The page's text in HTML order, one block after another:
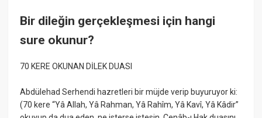
Bir dileğin gerçekleşmesi için hangi
sure okunur?
70 KERE OKUNAN DİLEK DUASI
Abdülehad Serhendi hazretleri bir müjde verip buyuruyor ki:
(70 kere “Yâ Allah, Yâ Rahman, Yâ Rahîm, Yâ Kavî, Yâ Kâdir”